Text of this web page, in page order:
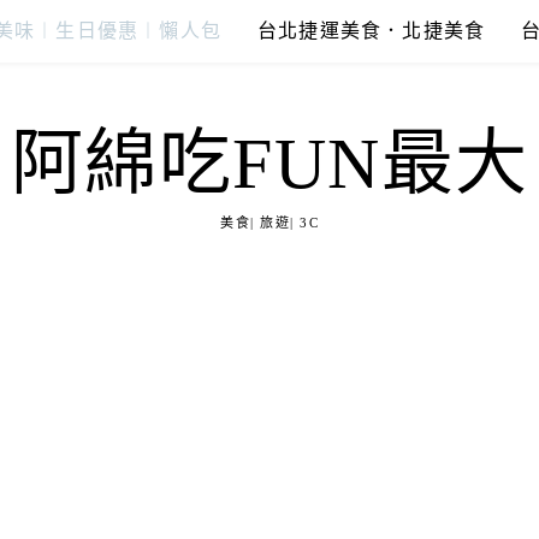
味︱生日優惠︱懶人包 台北捷運美食．北捷美食
阿綿吃FUN最大
美食| 旅遊| 3C